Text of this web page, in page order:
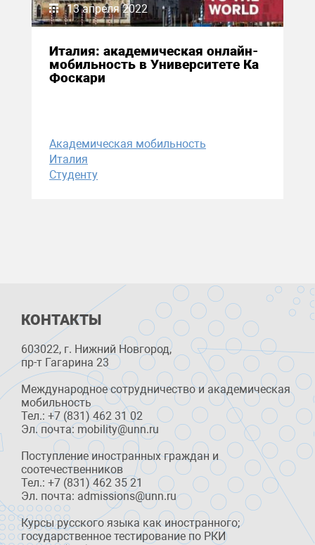
13 апреля 2022
Италия: академическая онлайн-
мобильность в Университете Ка
Фоскари
Академическая мобильность
Италия
Студенту
КОНТАКТЫ
603022, г. Нижний Новгород,
пр-т Гагарина 23
Международное сотрудничество и академическая
мобильность
Тел.: +7 (831) 462 31 02
Эл. почта: mobility@unn.ru
Поступление иностранных граждан и
соотечественников
Тел.: +7 (831) 462 35 21
Эл. почта: admissions@unn.ru
Курсы русского языка как иностранного;
государственное тестирование по РКИ